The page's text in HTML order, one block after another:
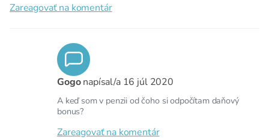
Zareagovať na komentár
Gogonapísal/a 16 júl 2020
A keď som v penzii od čoho si odpočítam daňový
bonus?
Zareagovať na komentár